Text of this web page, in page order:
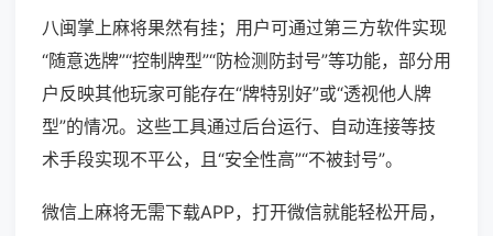
八闽掌上麻将果然有挂；用户可通过第三方软件实现
“随意选牌”“控制牌型”“防检测防封号”等功能，部分用
户反映其他玩家可能存在“牌特别好”或“透视他人牌
型”的情况。这些工具通过后台运行、自动连接等技
术手段实现不平公，且“安全性高”“不被封号”。
微信上麻将无需下载APP，打开微信就能轻松开局，